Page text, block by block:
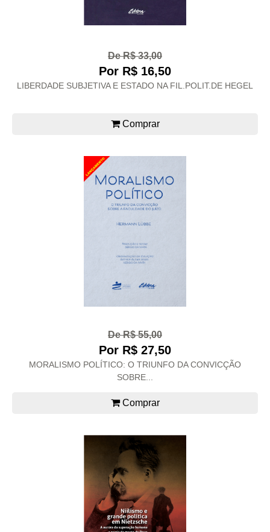
De R$ 33,00
Por R$ 16,50
LIBERDADE SUBJETIVA E ESTADO NA FIL.POLIT.DE HEGEL
Comprar
De R$ 55,00
Por R$ 27,50
MORALISMO POLÍTICO: O TRIUNFO DA CONVICÇÃO
SOBRE...
Comprar